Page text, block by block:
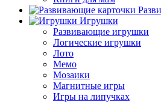
Игрушки
Развивающие игрушки
Логические игрушки
Лото
Мемо
Мозаики
Магнитные игры
Игры на липучках